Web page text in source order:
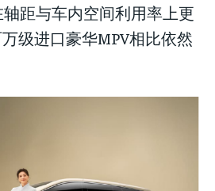
距与车内空间利用率上更
级进口豪华MPV相比依然